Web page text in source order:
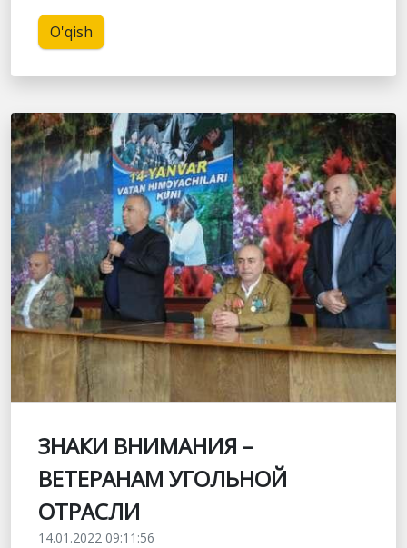
O'qish
ЗНАКИ ВНИМАНИЯ –
ВЕТЕРАНАМ УГОЛЬНОЙ
ОТРАСЛИ
14.01.2022 09:11:56